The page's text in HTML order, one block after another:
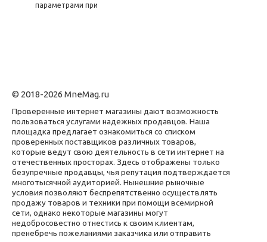
параметрами при
© 2018-2026 MneMag.ru
Проверенные интернет магазины дают возможность
пользоваться услугами надежных продавцов. Наша
площадка предлагает ознакомиться со списком
проверенных поставщиков различных товаров,
которые ведут свою деятельность в сети интернет на
отечественных просторах. Здесь отображены только
безупречные продавцы, чья репутация подтверждается
многотысячной аудиторией. Нынешние рыночные
условия позволяют беспрепятственно осуществлять
продажу товаров и техники при помощи всемирной
сети, однако некоторые магазины могут
недобросовестно отнестись к своим клиентам,
пренебречь пожеланиями заказчика или отправить